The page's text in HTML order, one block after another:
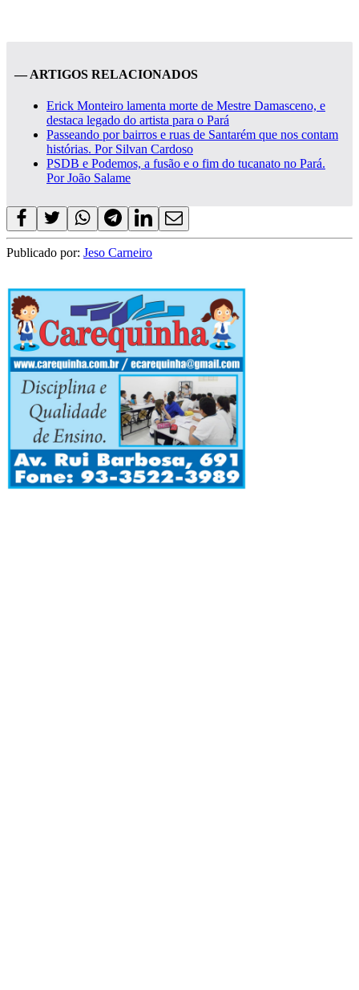
— ARTIGOS RELACIONADOS
Erick Monteiro lamenta morte de Mestre Damasceno, e
destaca legado do artista para o Pará
Passeando por bairros e ruas de Santarém que nos contam
histórias. Por Silvan Cardoso
PSDB e Podemos, a fusão e o fim do tucanato no Pará.
Por João Salame
Publicado por: Jeso Carneiro